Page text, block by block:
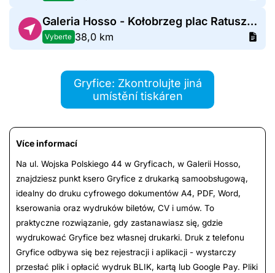
Galeria Hosso - Kołobrzeg plac Ratuszowy
Vyberte 38,0 km
Gryfice: Zkontrolujte jiná
umístění tiskáren
Více informací
Na ul. Wojska Polskiego 44 w Gryficach, w Galerii Hosso,
znajdziesz punkt ksero Gryfice z drukarką samoobsługową,
idealny do druku cyfrowego dokumentów A4, PDF, Word,
kserowania oraz wydruków biletów, CV i umów. To
praktyczne rozwiązanie, gdy zastanawiasz się, gdzie
wydrukować Gryfice bez własnej drukarki. Druk z telefonu
Gryfice odbywa się bez rejestracji i aplikacji - wystarczy
przesłać plik i opłacić wydruk BLIK, kartą lub Google Pay. Pliki